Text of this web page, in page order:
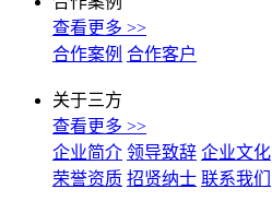
查看更多 >>
合作案例 合作客户
关于三方
查看更多 >>
企业简介 领导致辞 企业文化
荣誉资质 招贤纳士 联系我们